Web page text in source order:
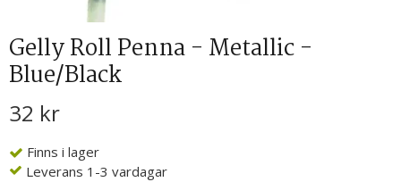
Gelly Roll Penna - Metallic -
Blue/Black
32 kr
Finns i lager
Leverans 1-3 vardagar